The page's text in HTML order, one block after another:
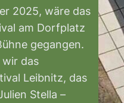
2025, wäre das
am Dorfplatz
gegangen.
das
Leibnitz, das
Stella –